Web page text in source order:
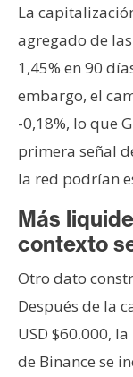
La
agregado de
1,45% en 90
embargo, el
-0,18%, lo que
primera señal
la red podrían
Más
contexto
Otro dato
Después de la
USD $60.000,
de Binance se